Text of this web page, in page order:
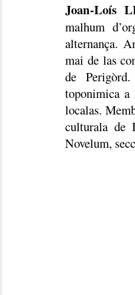
Joan-Loís
malhum
alternança.
mai de las
de
toponimica a
localas.
culturala de
Novelum,